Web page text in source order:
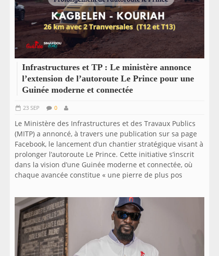
Infrastructures et TP : Le ministère annonce
l’extension de l’autoroute Le Prince pour une
Guinée moderne et connectée
23 SEP 0
Le Ministère des Infrastructures et des Travaux Publics
(MITP) a annoncé, à travers une publication sur sa page
Facebook, le lancement d’un chantier stratégique visant à
prolonger l’autoroute Le Prince. Cette initiative s’inscrit
dans la vision d’une Guinée moderne et connectée, où
chaque avancée constitue « une pierre de plus pos